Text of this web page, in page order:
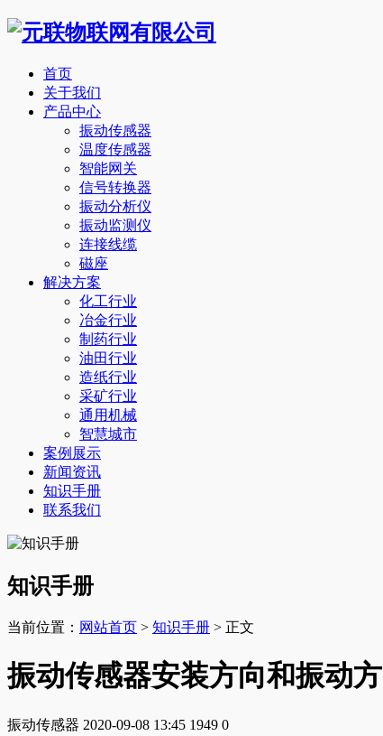
首页
关于我们
产品中心
振动传感器
温度传感器
智能网关
信号转换器
振动分析仪
振动监测仪
连接线缆
磁座
解决方案
化工行业
冶金行业
制药行业
油田行业
造纸行业
采矿行业
通用机械
智慧城市
案例展示
新闻资讯
知识手册
联系我们
知识手册
当前位置： 网站首页 > 知识手册 > 正文
振动传感器安装方向和振动
振动传感器 2020-09-08 13:45 1949 0